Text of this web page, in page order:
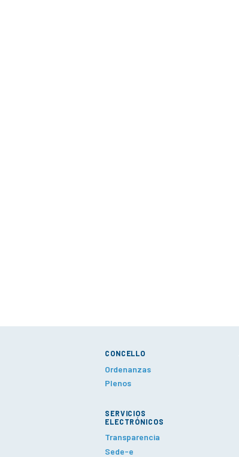
CONCELLO
Ordenanzas
Plenos
SERVICIOS
ELECTRÓNICOS
Transparencia
Sede-e